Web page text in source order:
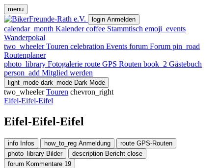
menu
login Anmelden
calendar_month Kalender coffee Stammtisch emoji_events
Wanderpokal
two_wheeler Touren celebration Events forum Forum pin_road
Routenplaner
photo_library Fotogalerie route GPS Routen book_2 Gästebuch
person_add Mitglied werden
light_mode dark_mode Dark Mode
two_wheeler Touren chevron_right
Eifel-Eifel-Eifel
Eifel-Eifel-Eifel
info Infos how_to_reg Anmeldung route GPS-Routen
photo_library Bilder description Bericht close
forum Kommentare 19